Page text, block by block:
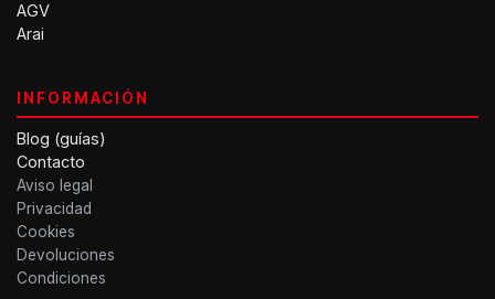
AGV
Arai
INFORMACIÓN
Blog (guías)
Contacto
Aviso legal
Privacidad
Cookies
Devoluciones
Condiciones